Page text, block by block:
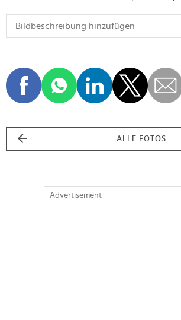
ALLE FOTOS
Advertisement